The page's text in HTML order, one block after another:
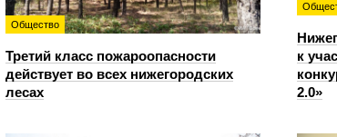
к
2.0»
Общество
Третий класс пожароопасности
действует во всех нижегородских
лесах